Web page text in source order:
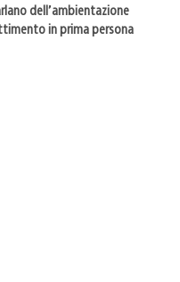
dell’ambientazione
in prima persona